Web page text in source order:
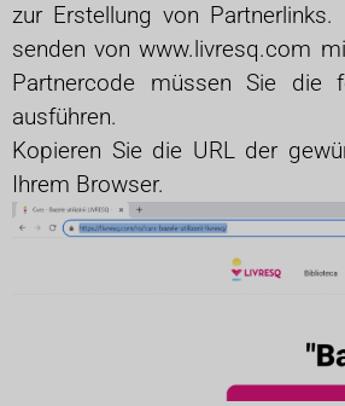
zur Erstellung von
senden vonwww.livresq.com
Partnercode müssen Sie die
ausführen.
Kopieren Sie die URL der
Ihrem Browser.